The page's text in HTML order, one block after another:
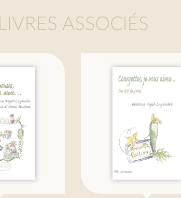
LIVRES ASSOCIÉS